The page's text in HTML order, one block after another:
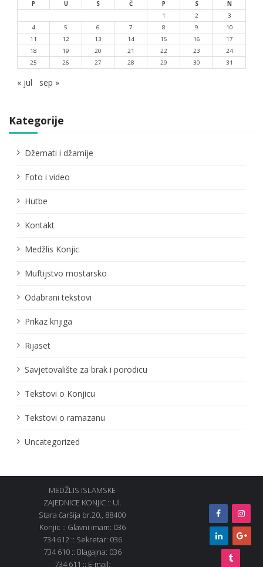
P U S Č P S
N
1
2
3
4
5 6 7 8 9
10
11
12 13 14 15 16
17
18
19 20 21 22 23
24
25
26 27 28 29 30 31
« jul sep »
Kategorije
Džemati i džamije
Foto i video
Hutbe
Kontakt
Medžlis Konjic
Muftijstvo mostarsko
Odabrani tekstovi
Prikaz knjiga
Rijaset
Savjetovalište za brak i porodicu
Tekstovi o Konjicu
Tekstovi o ramazanu
Uncategorized
MEDŽLIS ISLAMSKE
ZAJEDNICE KONJIC :: Ul.
Stara čaršija br.20., 88400
Konjic :: Glavni imam: 036
734 612 :: Sekretar: 036
734 610 :: Blagajna: 036
734 611 :: E-mail: